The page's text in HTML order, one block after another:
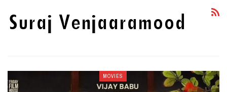
Suraj Venjaaramood
MOVIES